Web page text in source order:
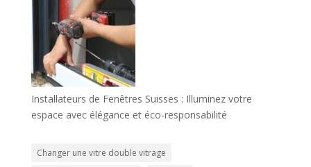
Installateurs de Fenêtres Suisses : Illuminez votre
espace avec élégance et éco-responsabilité
Changer une vitre double vitrage